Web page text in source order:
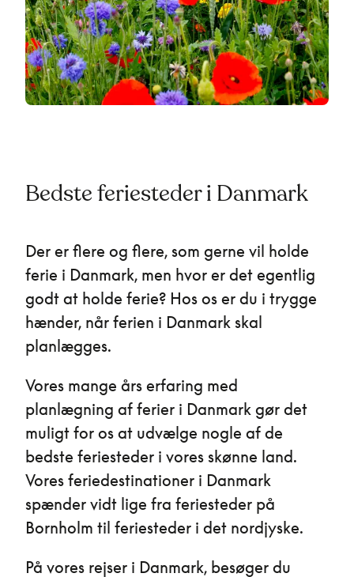
Bedste feriesteder i Danmark
Der er flere og flere, som gerne vil holde
ferie i Danmark, men hvor er det egentlig
godt at holde ferie? Hos os er du i trygge
hænder, når ferien i Danmark skal
planlægges.
Vores mange års erfaring med
planlægning af ferier i Danmark gør det
muligt for os at udvælge nogle af de
bedste feriesteder i vores skønne land.
Vores feriedestinationer i Danmark
spænder vidt lige fra feriesteder på
Bornholm til feriesteder i det nordjyske.
På vores rejser i Danmark, besøger du